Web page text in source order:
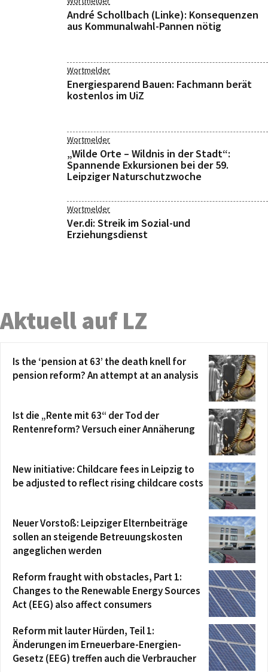
André Schollbach (Linke): Konsequenzen
aus Kommunalwahl-Pannen nötig
Wortmelder
Energiesparend Bauen: Fachmann berät
kostenlos im UiZ
Wortmelder
„Wilde Orte – Wildnis in der Stadt“:
Spannende Exkursionen bei der 59.
Leipziger Naturschutzwoche
Wortmelder
Ver.di: Streik im Sozial-und
Erziehungsdienst
Aktuell auf LZ
Is the ‘pension at 63’ the death knell for
pension reform? An attempt at an analysis
Ist die „Rente mit 63“ der Tod der
Rentenreform? Versuch einer Annäherung
New initiative: Childcare fees in Leipzig to
be adjusted to reflect rising childcare costs
Neuer Vorstoß: Leipziger Elternbeiträge
sollen an steigende Betreuungskosten
angeglichen werden
Reform fraught with obstacles, Part 1:
Changes to the Renewable Energy Sources
Act (EEG) also affect consumers
Reform mit lauter Hürden, Teil 1:
Änderungen im Erneuerbare-Energien-
Gesetz (EEG) treffen auch die Verbraucher